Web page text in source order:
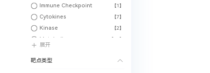
Immune Checkpoint 【1】
Cytokines 【7】
Kinase 【2】
Metabolism 【19】
展开
靶点类型